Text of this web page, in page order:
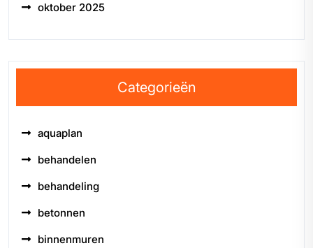
oktober 2025
Categorieën
aquaplan
behandelen
behandeling
betonnen
binnenmuren